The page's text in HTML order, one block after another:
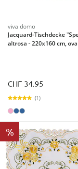
viva domo
Jacquard-Tischdecke
altrosa - 220x160 cm,
CHF 34.95
(1)
%